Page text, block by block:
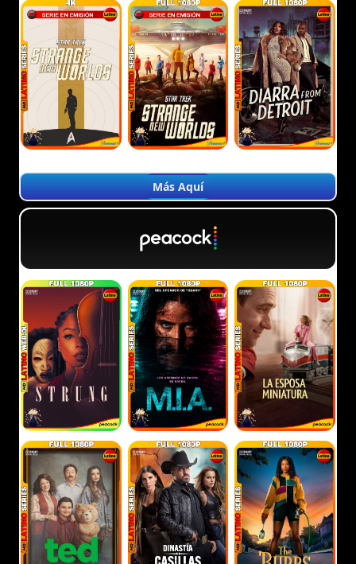
Más Aquí